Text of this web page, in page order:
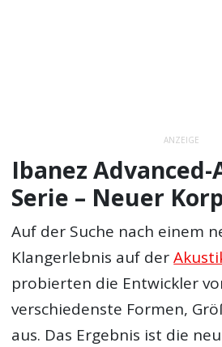
ANZEIGE
Ibanez Advanced-
Serie – Neuer
Auf der Suche nach einem
Klangerlebnis auf der
probierten die Entwickler
verschiedenste Formen,
aus. Das Ergebnis ist die